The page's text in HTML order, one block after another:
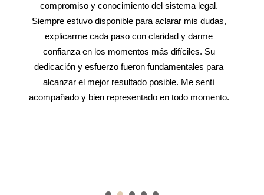
compromiso y conocimiento del sistema legal.
Siempre estuvo disponible para aclarar mis dudas,
explicarme cada paso con claridad y darme
confianza en los momentos más difíciles. Su
dedicación y esfuerzo fueron fundamentales para
alcanzar el mejor resultado posible. Me sentí
acompañado y bien representado en todo momento.